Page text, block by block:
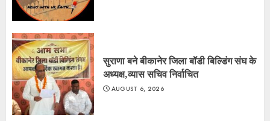
सुराणा बने बीकानेर जिला बॉडी बिल्डिंग संघ के
अध्यक्ष,व्यास सचिव निर्वाचित
AUGUST 6, 2026